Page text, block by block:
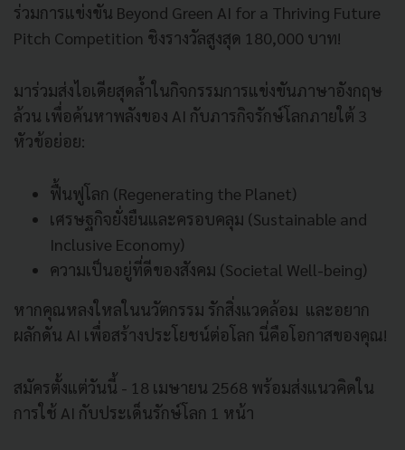
ร่วมการแข่งขัน Beyond Green AI for a Thriving Future
Pitch Competition ชิงรางวัลสูงสุด 180,000 บาท!
มาร่วมส่งไอเดียสุดล้ำในกิจกรรมการแข่งขันภาษาอังกฤษ
ล้วน เพื่อค้นหาพลังของ AI กับภารกิจรักษ์โลกภายใต้ 3
หัวข้อย่อย:
ฟื้นฟูโลก (Regenerating the Planet)
เศรษฐกิจยั่งยืนและครอบคลุม (Sustainable and
Inclusive Economy)
ความเป็นอยู่ที่ดีของสังคม (Societal Well-being)
หากคุณหลงใหลในนวัตกรรม รักสิ่งแวดล้อม และอยาก
ผลักดัน AI เพื่อสร้างประโยชน์ต่อโลก นี่คือโอกาสของคุณ!
สมัครตั้งแต่วันนี้ - 18 เมษายน 2568 พร้อมส่งแนวคิดใน
การใช้ AI กับประเด็นรักษ์โลก 1 หน้า